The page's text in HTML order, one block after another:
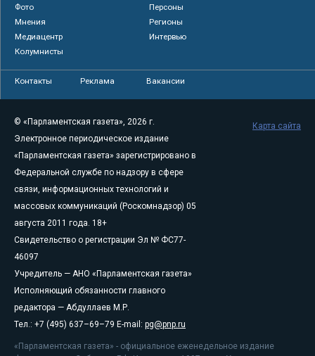
Фото
Персоны
Мнения
Регионы
Медиацентр
Интервью
Колумнисты
Контакты Реклама Вакансии
© «Парламентская газета», 2026 г.
Электронное периодическое издание
«Парламентская газета» зарегистрировано в
Федеральной службе по надзору в сфере
связи, информационных технологий и
массовых коммуникаций (Роскомнадзор) 05
августа 2011 года. 18+
Свидетельство о регистрации Эл № ФС77-
46097
Учредитель — АНО «Парламентская газета»
Исполняющий обязанности главного
редактора — Абдуллаев М.Р.
Тел.: +7 (495) 637–69–79 E-mail: pg@pnp.ru
«Парламентская газета» - официальное еженедельное издание
Карта сайта